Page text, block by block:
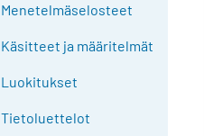
Menetelmäselosteet
Käsitteet ja määritelmät
Luokitukset
Tietoluettelot